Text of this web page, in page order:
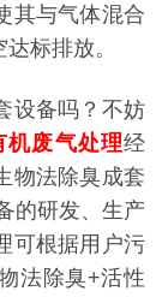
其与气体混合
标排放。
设备吗？不妨
机废气处理经
物法除臭成套
的研发、生产
可根据用户污
法除臭+活性